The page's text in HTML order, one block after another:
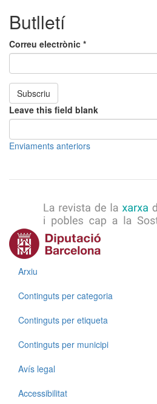
Butlletí
Correu electrònic *
Subscriu
Leave this field blank
Enviaments anteriors
Menú
Arxiu
Continguts per categoria
Continguts per etiqueta
Continguts per municipi
Menú
Avís legal
Accessibilitat